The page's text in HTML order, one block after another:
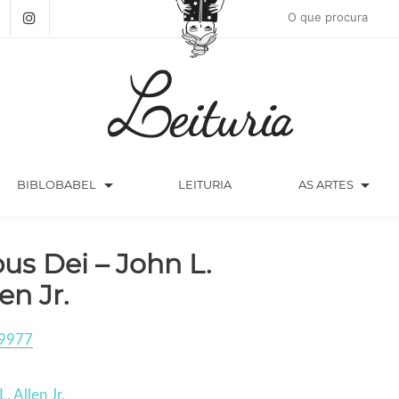
BIBLOBABEL arrow_drop_down LEITURIA AS ARTES arrow_drop_down
Dei – John L.
Jr.
Allen Jr.